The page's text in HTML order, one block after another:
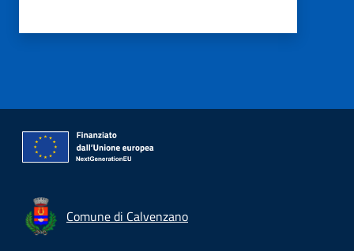
Comune di Calvenzano